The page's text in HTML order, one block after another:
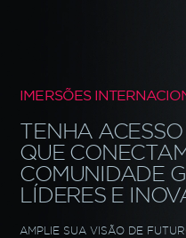
IMERSÕES
TENHA
QUE
COMUNIDADE
LÍDERES E
AMPLIE SUA VISÃO DE